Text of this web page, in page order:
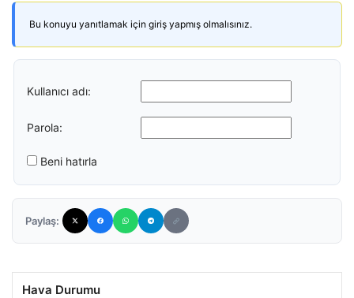
Bu konuyu yanıtlamak için giriş yapmış olmalısınız.
Kullanıcı adı:
Parola:
Beni hatırla
Paylaş:
Hava Durumu